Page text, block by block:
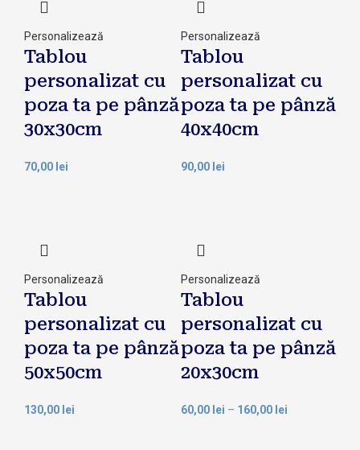
Personalizează
Tablou
personalizat cu
poza ta pe pânză
30x30cm
70,00 lei
Personalizează
Tablou
personalizat cu
poza ta pe pânză
40x40cm
90,00 lei
Personalizează
Tablou
personalizat cu
poza ta pe pânză
50x50cm
130,00 lei
Personalizează
Tablou
personalizat cu
poza ta pe pânză
20x30cm
60,00 lei – 160,00 lei